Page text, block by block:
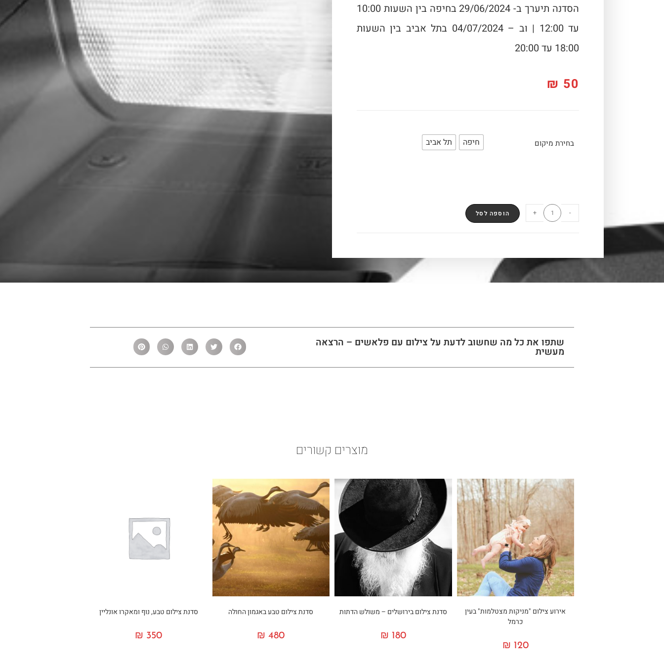
הסדנה תיערך ב- 29/06/2024 בחיפה בין השעות 10:00
עד 12:00 | וב – 04/07/2024 בתל אביב בין השעות
18:00 עד 20:00
₪ 50
בחירת מיקום חיפה תל אביב
-
+ הוספה לסל
שתפו את כל מה שחשוב לדעת על צילום עם פלאשים – הרצאה
מעשית
מוצרים קשורים
אירוע צילום "מניקות מצטלמות" בעין
כרמל
₪ 120
סדנת צילום בירושלים – משולש הדתות
₪ 180
סדנת צילום טבע באגמון החולה
₪ 480
סדנת צילום טבע, נוף ומאקרו אונליין
₪ 350